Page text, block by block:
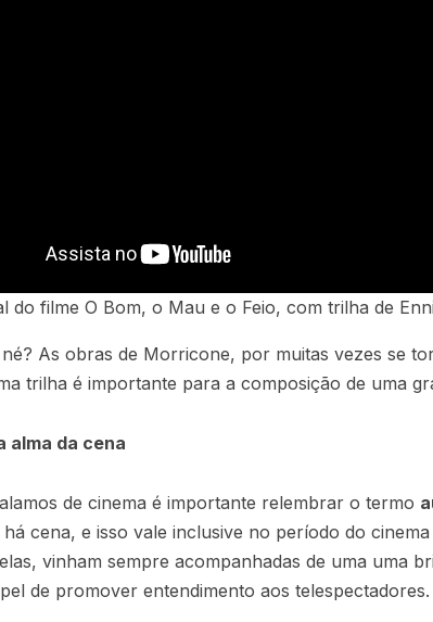
do filme O Bom, o Mau e o Feio, com trilha de
As obras de Morricone, por muitas vezes se
trilha é importante para a composição de uma
alma da cena
de cinema é importante relembrar o termo
cena, e isso vale inclusive no período do
vinham sempre acompanhadas de uma uma
de promover entendimento aos telespectadores.